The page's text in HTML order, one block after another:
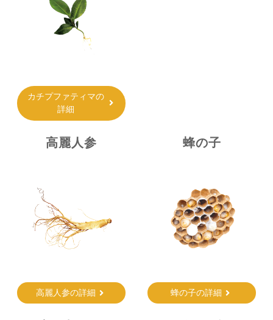
カチプファティマの
詳細
高麗人参
高麗人参の詳細
蜂の子
蜂の子の詳細